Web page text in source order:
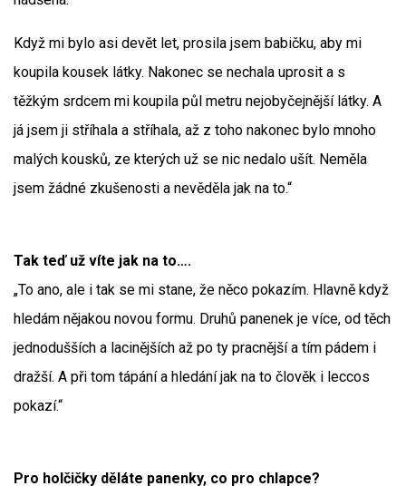
Když mi bylo asi devět let, prosila jsem babičku, aby mi
koupila kousek látky. Nakonec se nechala uprosit a s
těžkým srdcem mi koupila půl metru nejobyčejnější látky. A
já jsem ji stříhala a stříhala, až z toho nakonec bylo mnoho
malých kousků, ze kterých už se nic nedalo ušít. Neměla
jsem žádné zkušenosti a nevěděla jak na to.“
Tak teď už víte jak na to….
„To ano, ale i tak se mi stane, že něco pokazím. Hlavně když
hledám nějakou novou formu. Druhů panenek je více, od těch
jednodušších a lacinějších až po ty pracnější a tím pádem i
dražší. A při tom tápání a hledání jak na to člověk i leccos
pokazí.“
Pro holčičky děláte panenky, co pro chlapce?